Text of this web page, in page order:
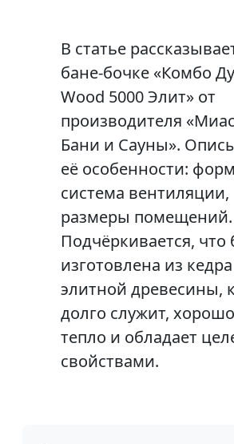
В статье
бане-бочке «Комбо
Wood 5000 Элит» от
производителя
Бани и Сауны».
её особенности:
система вентиляции,
размеры помещений.
Подчёркивается, что
изготовлена из
элитной древесины,
долго служит,
тепло и обладает
свойствами.